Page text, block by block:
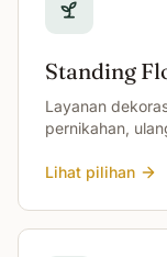
Standing
Layanan
pernikahan,
Lihat pilihan